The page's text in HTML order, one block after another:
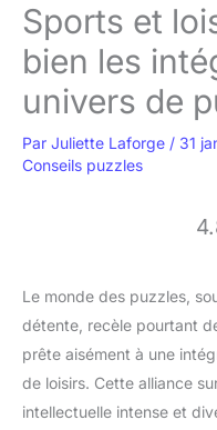
Sports et
bien les
univers de
Par Juliette Laforge / 31
Conseils puzzles
Le monde des puzzles,
détente, recèle pourtant
prête aisément à une
de loisirs. Cette alliance
intellectuelle intense et